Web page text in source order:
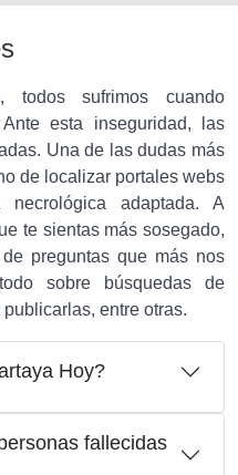
todos sufrimos cuando
esta inseguridad, las
Una de las dudas más
de localizar portales webs
adaptada. A
te sientas más sosegado,
preguntas que más nos
sobre búsquedas de
entre otras.
Hoy?
fallecidas